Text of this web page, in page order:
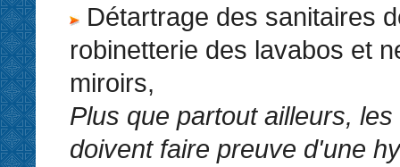
Détartrage des sanitaires
robinetterie des lavabos et
miroirs,
Plus que partout ailleurs,
doivent faire preuve d'une